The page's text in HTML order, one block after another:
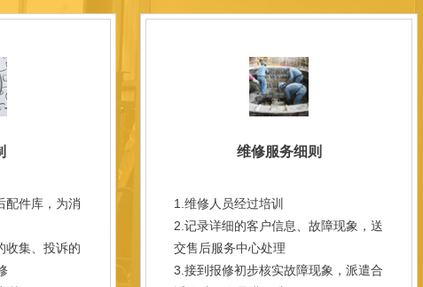
配件库，为消
收集、投诉的
维修服务细则
1.维修人员经过培训
2.记录详细的客户信息、故障现象，送
交售后服务中心处理
3.接到报修初步核实故障现象，派遣合